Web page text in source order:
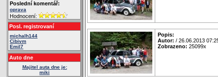
Poslední komentář:
oprava
Hodnocení:
Posl. registrovaní
michalh144
Cibivm
Emil7
Auto dne
Majitel auta dne je:
miki
Popis:
Autor: / 26.06.2013
Zobrazeno: 25099x